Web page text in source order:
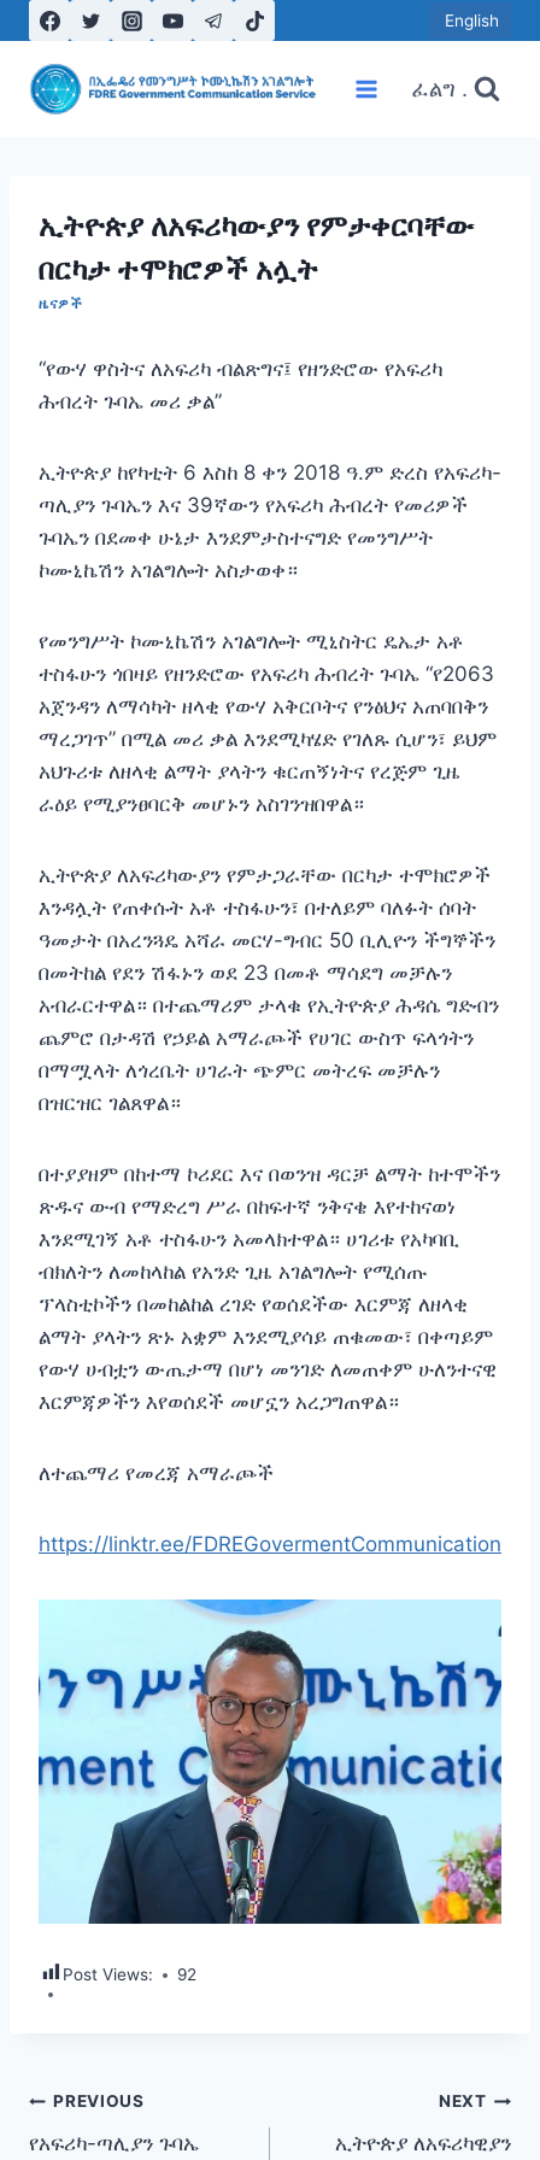
to
content
English
ፈልግ .
ኢትዮጵያ ለአፍሪካውያን የምታቀርባቸው
በርካታ ተሞክሮዎች አሏት
ዜናዎች
“የውሃ ዋስትና ለአፍሪካ ብልጽግና፤ የዘንድሮው የአፍሪካ
ሕብረት ጉባኤ መሪ ቃል”
ኢትዮጵያ ከየካቲት 6 እስከ 8 ቀን 2018 ዓ.ም ድረስ የአፍሪካ-
ጣሊያን ጉባኤን እና 39ኛውን የአፍሪካ ሕብረት የመሪዎች
ጉባኤን በደመቀ ሁኔታ እንደምታስተናግድ የመንግሥት
ኮሙኒኬሽን አገልግሎት አስታወቀ።
የመንግሥት ኮሙኒኬሽን አገልግሎት ሚኒስትር ዴኤታ አቶ
ተስፋሁን ጎበዛይ የዘንድሮው የአፍሪካ ሕብረት ጉባኤ “የ2063
አጀንዳን ለማሳካት ዘላቂ የውሃ አቅርቦትና የንፅህና አጠባበቅን
ማረጋገጥ” በሚል መሪ ቃል እንደሚካሄድ የገለጹ ሲሆን፣ ይህም
አህጉሪቱ ለዘላቂ ልማት ያላትን ቁርጠኝነትና የረጅም ጊዜ
ራዕይ የሚያንፀባርቅ መሆኑን አስገንዝበዋል።
ኢትዮጵያ ለአፍሪካውያን የምታጋራቸው በርካታ ተሞክሮዎች
እንዳሏት የጠቀሱት አቶ ተስፋሁን፣ በተለይም ባለፉት ሰባት
ዓመታት በአረንጓዴ አሻራ መርሃ-ግብር 50 ቢሊዮን ችግኞችን
በመትከል የደን ሽፋኑን ወደ 23 በመቶ ማሳደግ መቻሉን
አብራርተዋል። በተጨማሪም ታላቁ የኢትዮጵያ ሕዳሴ ግድብን
ጨምሮ በታዳሽ የኃይል አማራጮች የሀገር ውስጥ ፍላጎትን
በማሟላት ለጎረቤት ሀገራት ጭምር መትረፍ መቻሉን
በዝርዝር ገልጸዋል።
በተያያዘም በከተማ ኮሪደር እና በወንዝ ዳርቻ ልማት ከተሞችን
ጽዱና ውብ የማድረግ ሥራ በከፍተኛ ንቅናቄ እየተከናወነ
እንደሚገኝ አቶ ተስፋሁን አመላክተዋል። ሀገሪቱ የአካባቢ
ብክለትን ለመከላከል የአንድ ጊዜ አገልግሎት የሚሰጡ
ፕላስቲኮችን በመከልከል ረገድ የወሰደችው እርምጃ ለዘላቂ
ልማት ያላትን ጽኑ አቋም እንደሚያሳይ ጠቁመው፣ በቀጣይም
የውሃ ሀብቷን ውጤታማ በሆነ መንገድ ለመጠቀም ሁለንተናዊ
እርምጃዎችን እየወሰደች መሆኗን አረጋግጠዋል።
ለተጨማሪ የመረጃ አማራጮች
https://linktr.ee/FDREGovermentCommunication
Post Views: 92
Post
PREVIOUS
የአፍሪካ-ጣሊያን ጉባኤ
NEXT
ኢትዮጵያ ለአፍሪካዊያን